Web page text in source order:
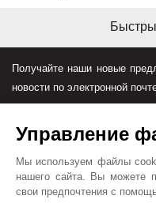
Получайте наши новые
новости по электронной
Управление
Мы используем файлы
нашего сайта. Вы можете
свои предпочтения с